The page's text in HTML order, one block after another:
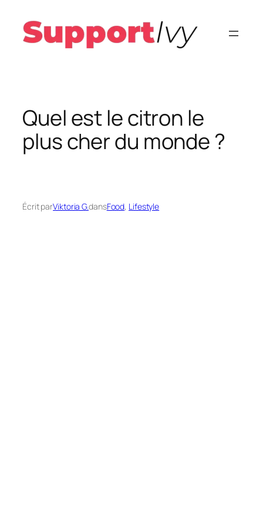
contenu
Quel est le citron le
plus cher du monde ?
Écrit parViktoria G.dansFood, Lifestyle